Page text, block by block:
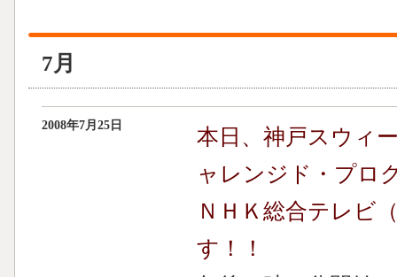
7月
2008年7月25日
本日、神戸スウィ
ャレンジド・プロ
ＮＨＫ総合テレビ
す！！